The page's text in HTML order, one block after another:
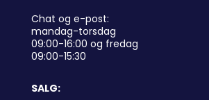
Chat og e-post:
mandag-torsdag
09:00-16:00 og fredag
09:00-15:30
SALG: